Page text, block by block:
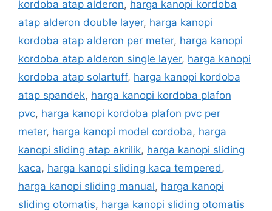
kordoba atap alderon, harga kanopi kordoba
atap alderon double layer, harga kanopi
kordoba atap alderon per meter, harga kanopi
kordoba atap alderon single layer, harga kanopi
kordoba atap solartuff, harga kanopi kordoba
atap spandek, harga kanopi kordoba plafon
pvc, harga kanopi kordoba plafon pvc per
meter, harga kanopi model cordoba, harga
kanopi sliding atap akrilik, harga kanopi sliding
kaca, harga kanopi sliding kaca tempered ,
harga kanopi sliding manual, harga kanopi
sliding otomatis, harga kanopi sliding otomatis